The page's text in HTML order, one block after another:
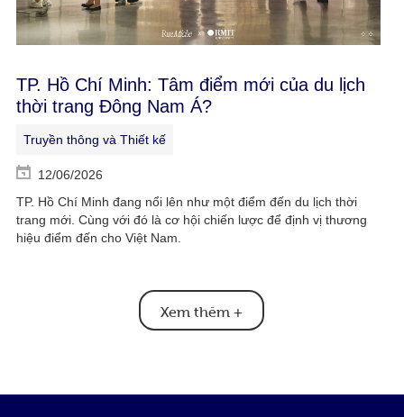
TP. Hồ Chí Minh: Tâm điểm mới của du lịch
thời trang Đông Nam Á?
Truyền thông và Thiết kế
12/06/2026
TP. Hồ Chí Minh đang nổi lên như một điểm đến du lịch thời
trang mới. Cùng với đó là cơ hội chiến lược để định vị thương
hiệu điểm đến cho Việt Nam.
Xem thêm+